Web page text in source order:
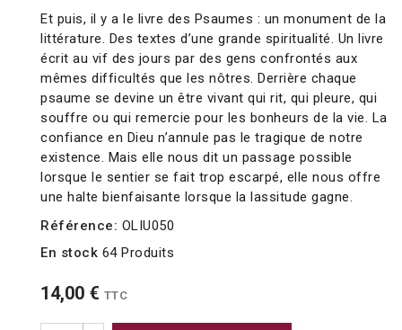
Et puis, il y a le livre des Psaumes : un monument de la
littérature. Des textes d’une grande spiritualité. Un livre
écrit au vif des jours par des gens confrontés aux
mêmes difficultés que les nôtres. Derrière chaque
psaume se devine un être vivant qui rit, qui pleure, qui
souffre ou qui remercie pour les bonheurs de la vie. La
confiance en Dieu n’annule pas le tragique de notre
existence. Mais elle nous dit un passage possible
lorsque le sentier se fait trop escarpé, elle nous offre
une halte bienfaisante lorsque la lassitude gagne.
Référence: OLIU050
En stock 64 Produits
14,00 € TTC